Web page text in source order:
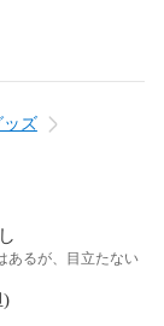
ッズ
あるが、目立たない
)